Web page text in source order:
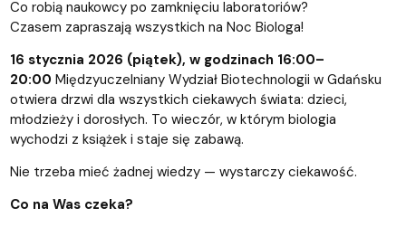
Co robią naukowcy po zamknięciu laboratoriów?
Czasem zapraszają wszystkich na Noc Biologa!
16 stycznia 2026 (piątek), w godzinach 16:00–
20:00 Międzyuczelniany Wydział Biotechnologii w Gdańsku
otwiera drzwi dla wszystkich ciekawych świata: dzieci,
młodzieży i dorosłych. To wieczór, w którym biologia
wychodzi z książek i staje się zabawą.
Nie trzeba mieć żadnej wiedzy — wystarczy ciekawość.
Co na Was czeka?